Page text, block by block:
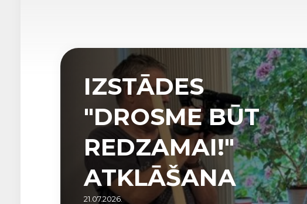
IZSTĀDES
"DROSME BŪT
REDZAMAI!"
ATKLĀŠANA
21.07.2026.